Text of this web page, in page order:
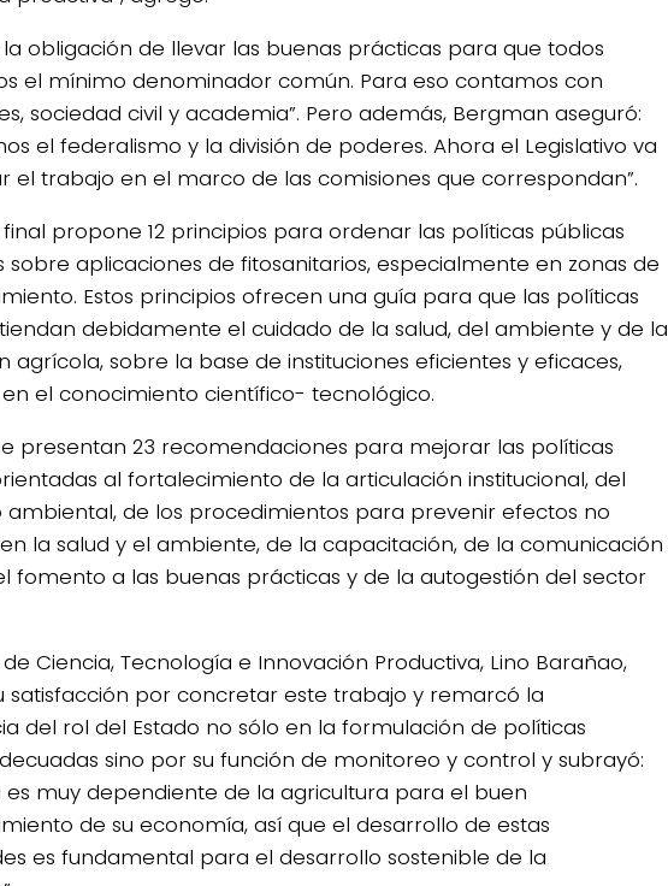
la obligación de llevar las buenas prácticas para que todos
el mínimo denominador común. Para eso contamos con
sociedad civil y academia”. Pero además, Bergman aseguró:
el federalismo y la división de poderes. Ahora el Legislativo va
el trabajo en el marco de las comisiones que correspondan”.
propone 12 principios para ordenar las políticas públicas
sobre aplicaciones de fitosanitarios, especialmente en zonas de
Estos principios ofrecen una guía para que las políticas
debidamente el cuidado de la salud, del ambiente y de la
agrícola, sobre la base de instituciones eficientes y eficaces,
el conocimiento científico- tecnológico.
presentan 23 recomendaciones para mejorar las políticas
al fortalecimiento de la articulación institucional, del
de los procedimientos para prevenir efectos no
la salud y el ambiente, de la capacitación, de la comunicación
fomento a las buenas prácticas y de la autogestión del sector
Ciencia, Tecnología e Innovación Productiva, Lino Barañao,
satisfacción por concretar este trabajo y remarcó la
del rol del Estado no sólo en la formulación de políticas
sino por su función de monitoreo y control y subrayó:
es muy dependiente de la agricultura para el buen
de su economía, así que el desarrollo de estas
es fundamental para el desarrollo sostenible de la